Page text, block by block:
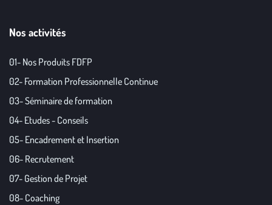
Nos activités
01- Nos Produits FDFP
02- Formation Professionnelle Continue
03- Séminaire de formation
04- Etudes - Conseils
05- Encadrement et Insertion
06- Recrutement
07- Gestion de Projet
08- Coaching